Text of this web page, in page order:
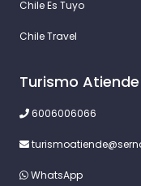
Chile Es Tuyo
Chile Travel
Turismo Atiende
6006006066
WhatsApp